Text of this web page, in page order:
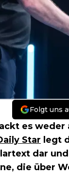
Folgt uns
es weder
Star legt
dar
die über